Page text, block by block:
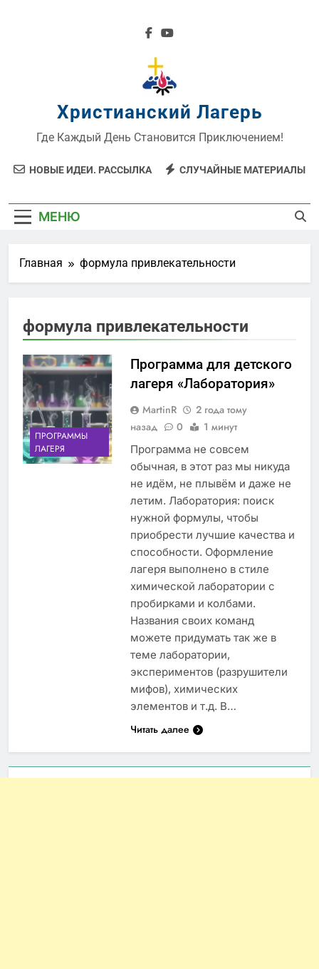
Христианский Лагерь
Где Каждый День Становится Приключением!
НОВЫЕ ИДЕИ. РАССЫЛКА СЛУЧАЙНЫЕ МАТЕРИАЛЫ
МЕНЮ
Главная формула привлекательности
формула привлекательности
ПРОГРАММЫ
ЛАГЕРЯ
Программа для детского
лагеря «Лаборатория»
MartinR
2 года тому
назад
0 1 минут
Программа не совсем
обычная, в этот раз мы никуда
не идём, не плывём и даже не
летим. Лаборатория: поиск
нужной формулы, чтобы
приобрести лучшие качества и
способности. Оформление
лагеря выполнено в стиле
химической лаборатории с
пробирками и колбами.
Названия своих команд
можете придумать так же в
теме лаборатории,
экспериментов (разрушители
мифов), химических
элементов и т.д. В…
Читать далее